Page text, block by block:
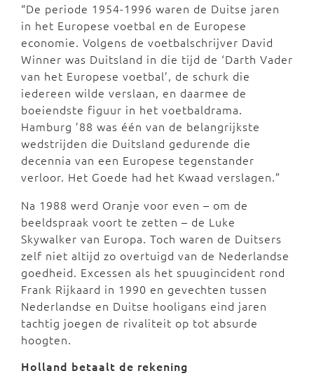
“De periode 1954-1996 waren de Duitse jaren
in het Europese voetbal en de Europese
economie. Volgens de voetbalschrijver David
Winner was Duitsland in die tijd de ‘Darth Vader
van het Europese voetbal’, de schurk die
iedereen wilde verslaan, en daarmee de
boeiendste figuur in het voetbaldrama.
Hamburg ’88 was één van de belangrijkste
wedstrijden die Duitsland gedurende die
decennia van een Europese tegenstander
verloor. Het Goede had het Kwaad verslagen.”
Na 1988 werd Oranje voor even – om de
beeldspraak voort te zetten – de Luke
Skywalker van Europa. Toch waren de Duitsers
zelf niet altijd zo overtuigd van de Nederlandse
goedheid. Excessen als het spuugincident rond
Frank Rijkaard in 1990 en gevechten tussen
Nederlandse en Duitse hooligans eind jaren
tachtig joegen de rivaliteit op tot absurde
hoogten.
Holland betaalt de rekening